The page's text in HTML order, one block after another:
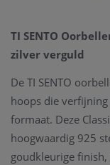
TI SENTO
zilver verguld
De TI SENTO
hoops die
formaat. Deze
hoogwaardig 925
goudkleurige